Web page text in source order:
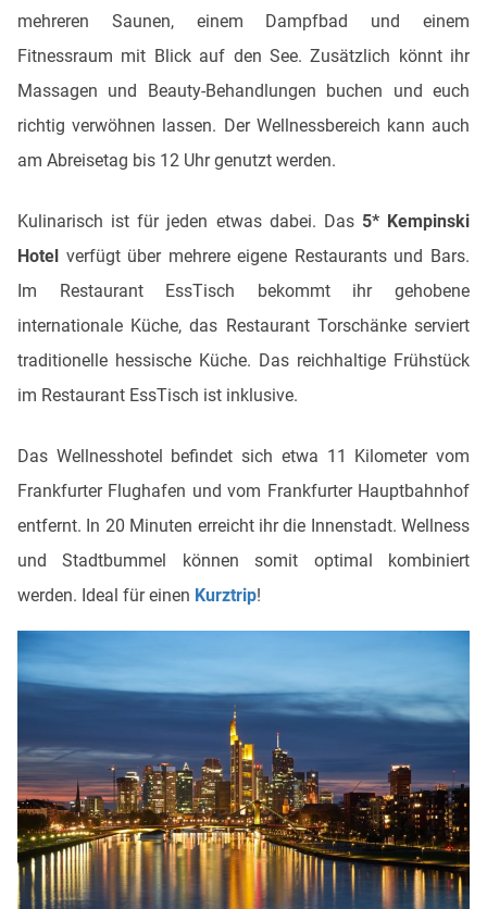
mehreren Saunen, einem Dampfbad und einem
Fitnessraum mit Blick auf den See. Zusätzlich könnt ihr
Massagen und Beauty-Behandlungen buchen und euch
richtig verwöhnen lassen. Der Wellnessbereich kann auch
am Abreisetag bis 12 Uhr genutzt werden.
Kulinarisch ist für jeden etwas dabei. Das 5* Kempinski
Hotel verfügt über mehrere eigene Restaurants und Bars.
Im Restaurant EssTisch bekommt ihr gehobene
internationale Küche, das Restaurant Torschänke serviert
traditionelle hessische Küche. Das reichhaltige Frühstück
im Restaurant EssTisch ist inklusive.
Das Wellnesshotel befindet sich etwa 11 Kilometer vom
Frankfurter Flughafen und vom Frankfurter Hauptbahnhof
entfernt. In 20 Minuten erreicht ihr die Innenstadt. Wellness
und Stadtbummel können somit optimal kombiniert
werden. Ideal für einen Kurztrip!